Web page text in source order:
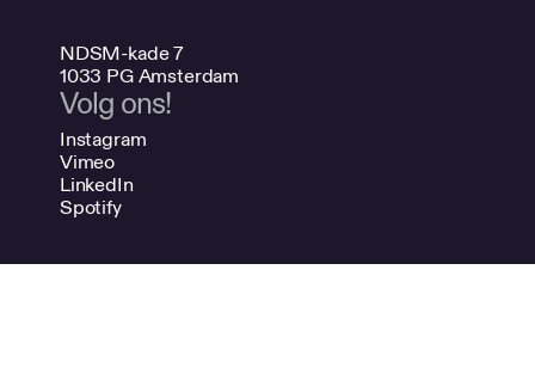
NDSM-kade 7
1033 PG Amsterdam
Volg ons!
Instagram
Vimeo
LinkedIn
Spotify